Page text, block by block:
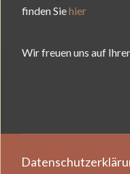
finden Siehier
Wir freuen uns auf